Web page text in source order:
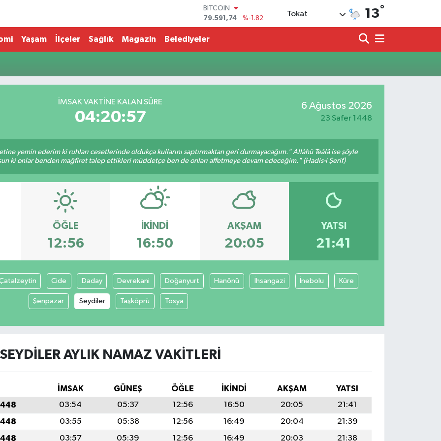
BITCOIN
79.591,74
%-1.82
DOLAR
45,43620
61,60380
%0.18
Tokat 13°
Yaşam İlçeler Sağlık Magazin Belediyeler
İMSAK VAKTİNE KALAN SÜRE
04:20:57
6 Ağustos 2026
23 Safer 1448
yemin ederim ki ruhları cesetlerinde oldukça kullarını saptırmaktan geri durmayacağım." Allâhü Teâlâ ise şöyle
ki onlar benden mağfiret talep ettikleri müddetçe ben de onları affetmeye devam edeceğim." (Hadis-i Şerif)
ÖĞLE
12:56
İKINDI
16:50
AKŞAM
20:05
YATSI
21:41
Cide Daday Devrekani Doğanyurt Hanönü İhsangazi İnebolu Küre
Şenpazar Seydiler Taşköprü Tosya
SEYDILER AYLIK NAMAZ VAKITLERI
İMSAK GÜNEŞ ÖĞLE İKINDI AKŞAM
YATSI
03:54 05:37 12:56 16:50 20:05
21:41
03:55 05:38 12:56 16:49 20:04
21:39
03:57 05:39 12:56 16:49 20:03 21:38